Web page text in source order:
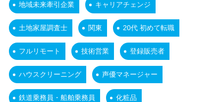
地域未来牽引企業 キャリアチェンジ
土地家屋調査士 関東 20代 初めて転職
フルリモート 技術営業 登録販売者
ハウスクリーニング 声優マネージャー
鉄道乗務員・船舶乗務員 化粧品